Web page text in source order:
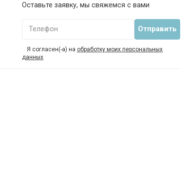
Оставьте заявку, мы свяжемся с вами
Телефон
Я согласен(-а) на обработку моих персональных
данных